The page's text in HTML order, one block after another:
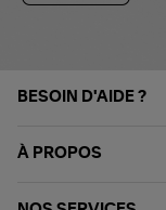
BESOIN D'AIDE ?
À PROPOS